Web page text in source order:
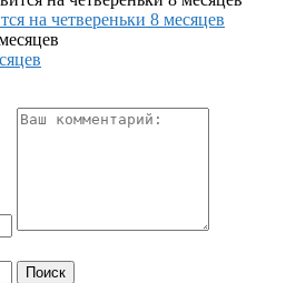
на четвереньки 8 месяцев